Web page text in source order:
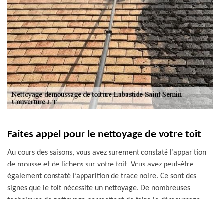
Faites appel pour le nettoyage de votre toit
Au cours des saisons, vous avez surement constaté l’apparition
de mousse et de lichens sur votre toit. Vous avez peut-être
également constaté l’apparition de trace noire. Ce sont des
signes que le toit nécessite un nettoyage. De nombreuses